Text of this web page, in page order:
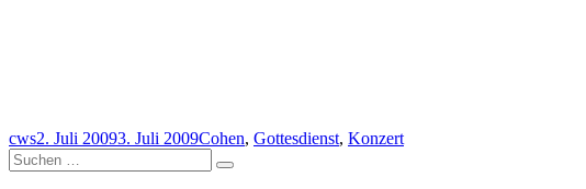
Autor
cwsVeröffentlicht
am
2. Juli 20093. Juli 2009Schlagwörter
Cohen, Gottesdienst, Konzert
Suchen
nach:
Suchen